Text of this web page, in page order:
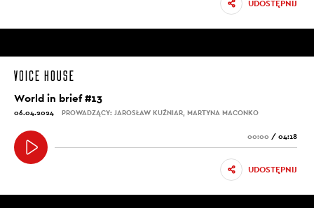
UDOSTĘPNIJ
World in brief #13
06.04.2024 PROWADZĄCY: JAROSŁAW KUŹNIAR, MARTYNA MACONKO
00:00 / 04:18
UDOSTĘPNIJ